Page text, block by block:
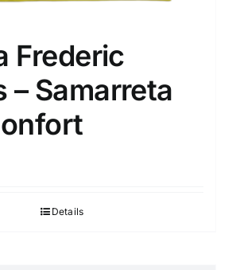
Frederic
– Samarreta
Details